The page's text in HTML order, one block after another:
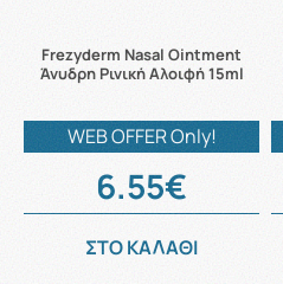
Frezyderm Nasal Ointment
Άνυδρη Ρινική Αλοιφή 15ml
WEB OFFER Only!
6.55€
ΣΤΟ ΚΑΛΑΘΙ